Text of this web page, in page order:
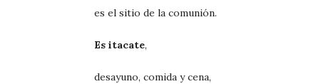
es el sitio de la comunión.
Es itacate,
desayuno, comida y cena,